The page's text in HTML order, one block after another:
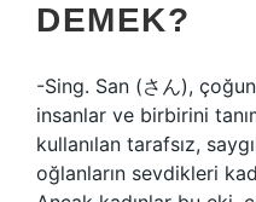
DEMEK?
-Sing. San (さん),
insanlar ve birbirini
kullanılan tarafsız,
oğlanların sevdikleri